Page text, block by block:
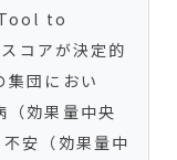
to
アが決定的
集団におい
（効果量中央
安（効果量中